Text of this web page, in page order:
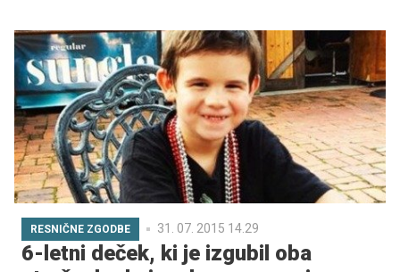
smete stiskati.
RESNIČNE ZGODBE 31. 07. 2015 14.29
6-letni deček, ki je izgubil oba